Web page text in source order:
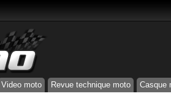
Video moto Revue technique moto Casque